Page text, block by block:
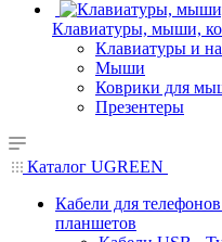
Клавиатуры, мыши,
Клавиатуры и
Мыши
Коврики для
Презентеры
Каталог UGREEN
Кабели для
планшетов